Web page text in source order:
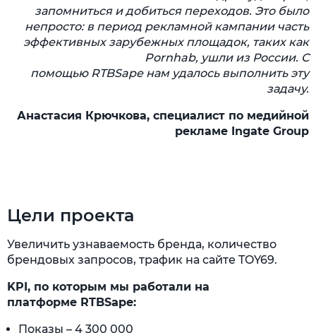
запомниться и добиться переходов. Это было
непросто: в период рекламной кампании часть
эффективных зарубежных площадок, таких как
Pornhab, ушли из России. С
помощью RTBSapeнам удалось выполнить эту
задачу.
Анастасия Крючкова, специалист по медийной
рекламе Ingate Group
Цели проекта
Увеличить узнаваемость бренда, количество
брендовых запросов, трафик на сайте TOY69.
KPI, по которым мы работали на
платформе RTBSape:
Показы – 4 300 000